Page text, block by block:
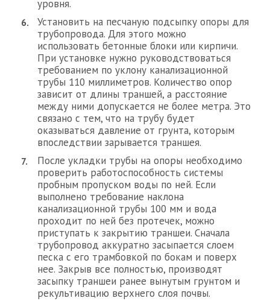
уровня.
Установить на песчаную подсыпку опоры для
трубопровода. Для этого можно
использовать бетонные блоки или кирпичи.
При установке нужно руководствоваться
требованием по уклону канализационной
трубы 110 миллиметров. Количество опор
зависит от длины траншей, а расстояние
между ними допускается не более метра. Это
связано с тем, что на трубу будет
оказываться давление от грунта, которым
впоследствии зарывается траншея.
После укладки трубы на опоры необходимо
проверить работоспособность системы
пробным пропуском воды по ней. Если
выполнено требование наклона
канализационной трубы 100 мм и вода
проходит по ней без протечек, можно
приступать к закрытию траншеи. Сначала
трубопровод аккуратно засыпается слоем
песка с его трамбовкой по бокам и поверх
нее. Закрыв все полностью, производят
засыпку траншеи ранее вынутым грунтом и
рекультивацию верхнего слоя почвы.